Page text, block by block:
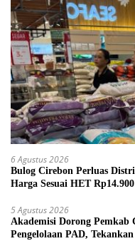
6 Agustus 2026
Bulog Cirebon Perluas
Harga Sesuai HET
5 Agustus 2026
Akademisi Dorong Pemkab
Pengelolaan PAD,